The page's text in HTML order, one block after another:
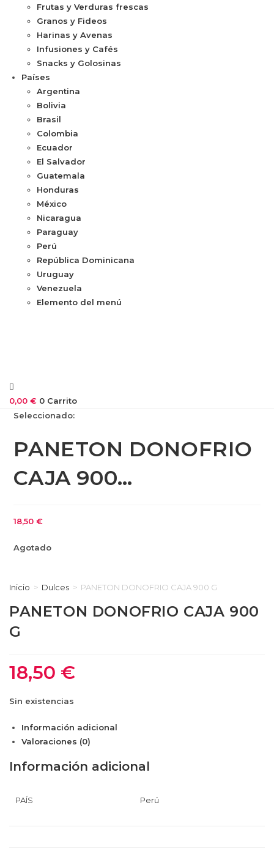
Frutas y Verduras frescas
Granos y Fideos
Harinas y Avenas
Infusiones y Cafés
Snacks y Golosinas
Países
Argentina
Bolivia
Brasil
Colombia
Ecuador
El Salvador
Guatemala
Honduras
México
Nicaragua
Paraguay
Perú
República Dominicana
Uruguay
Venezuela
Elemento del menú
0,00 € 0 Carrito
Seleccionado:
PANETON DONOFRIO
CAJA 900…
18,50€
Agotado
Inicio > Dulces > PANETON DONOFRIO CAJA 900 G
PANETON DONOFRIO CAJA 900
G
18,50 €
Sin existencias
Información adicional
Valoraciones (0)
Información adicional
PAÍS Perú